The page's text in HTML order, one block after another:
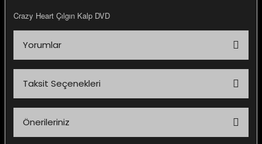
Crazy Heart Çılgın Kalp DVD
Yorumlar
Taksit Seçenekleri
Önerileriniz